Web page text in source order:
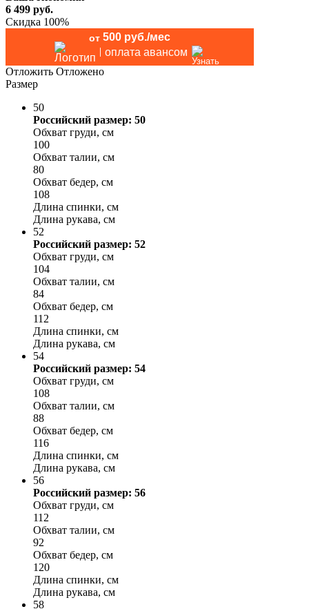
6 499 руб.
Скидка 100%
от 500 руб./мес
оплата авансом
Отложить Отложено
Размер
50
Российский размер: 50
Обхват груди, см
100
Обхват талии, см
80
Обхват бедер, см
108
Длина спинки, см
Длина рукава, см
52
Российский размер: 52
Обхват груди, см
104
Обхват талии, см
84
Обхват бедер, см
112
Длина спинки, см
Длина рукава, см
54
Российский размер: 54
Обхват груди, см
108
Обхват талии, см
88
Обхват бедер, см
116
Длина спинки, см
Длина рукава, см
56
Российский размер: 56
Обхват груди, см
112
Обхват талии, см
92
Обхват бедер, см
120
Длина спинки, см
Длина рукава, см
58